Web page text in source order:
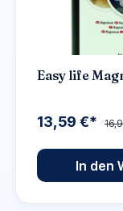
Easy life
13,59 €*
In den